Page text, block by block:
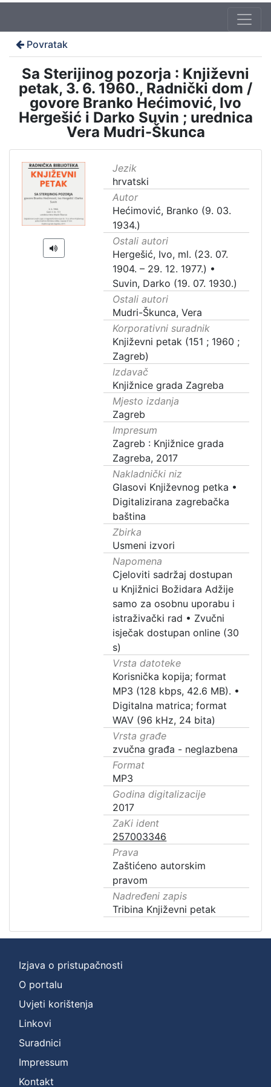
Povratak
Sa Sterijinog pozorja : Književni
petak, 3. 6. 1960., Radnički dom /
govore Branko Hećimović, Ivo
Hergešić i Darko Suvin ; urednica
Vera Mudri-Škunca
Jezik
hrvatski
Autor
Hećimović, Branko (9. 03.
1934.)
Ostali autori
Hergešić, Ivo, ml. (23. 07.
1904. – 29. 12. 1977.) •
Suvin, Darko (19. 07. 1930.)
Ostali autori
Mudri-Škunca, Vera
Korporativni suradnik
Književni petak (151 ; 1960 ;
Zagreb)
Izdavač
Knjižnice grada Zagreba
Mjesto izdanja
Zagreb
Impresum
Zagreb : Knjižnice grada
Zagreba, 2017
Nakladnički niz
Glasovi Književnog petka •
Digitalizirana zagrebačka
baština
Zbirka
Usmeni izvori
Napomena
Cjeloviti sadržaj dostupan
u Knjižnici Božidara Adžije
samo za osobnu uporabu i
istraživački rad • Zvučni
isječak dostupan online (30
s)
Vrsta datoteke
Korisnička kopija; format
MP3 (128 kbps, 42.6 MB). •
Digitalna matrica; format
WAV (96 kHz, 24 bita)
Vrsta građe
zvučna građa - neglazbena
Format
MP3
Godina digitalizacije
2017
ZaKi ident
257003346
Prava
Zaštićeno autorskim
pravom
Nadređeni zapis
Tribina Književni petak
Izjava o pristupačnosti
O portalu
Uvjeti korištenja
Linkovi
Suradnici
Impressum
Kontakt